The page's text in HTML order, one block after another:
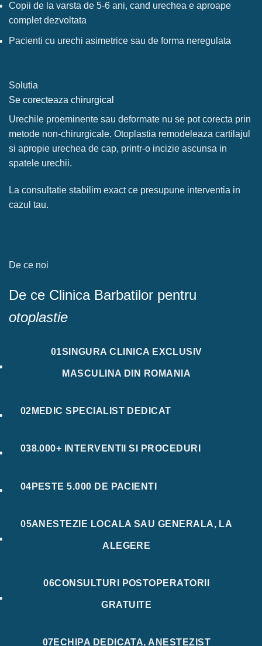
Copii de la varsta de 5-6 ani, cand urechea e aproape
complet dezvoltata
Pacienti cu urechi asimetrice sau de forma neregulata
Solutia
Se corecteaza chirurgical
Urechile proeminente sau deformate nu se pot corecta prin
metode non-chirurgicale. Otoplastia remodeleaza cartilajul
si apropie urechea de cap, printr-o incizie ascunsa in
spatele urechii.
La consultatie stabilim exact ce presupune interventia in
cazul tau.
De ce noi
De ce Clinica Barbatilor pentru
otoplastie
01SINGURA CLINICA EXCLUSIV
MASCULINA DIN ROMANIA
02 MEDIC SPECIALIST DEDICAT
038.000+ INTERVENTII SI PROCEDURI
04 PESTE 5.000 DE PACIENTI
05ANESTEZIE LOCALA SAU GENERALA, LA
ALEGERE
06CONSULTURI POSTOPERATORII
GRATUITE
07ECHIPA DEDICATA, ANESTEZIST